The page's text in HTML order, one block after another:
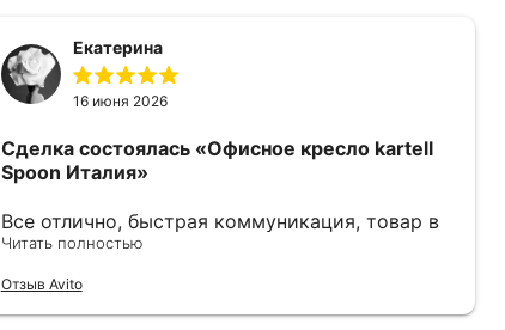
Екатерина
16 июня 2026
Сделка состоялась «Офисное кресло kartell
Spoon Италия»
Все отлично, быстрая коммуникация, товар в
отличном состоянии.
Читать полностью
Отзыв Avito